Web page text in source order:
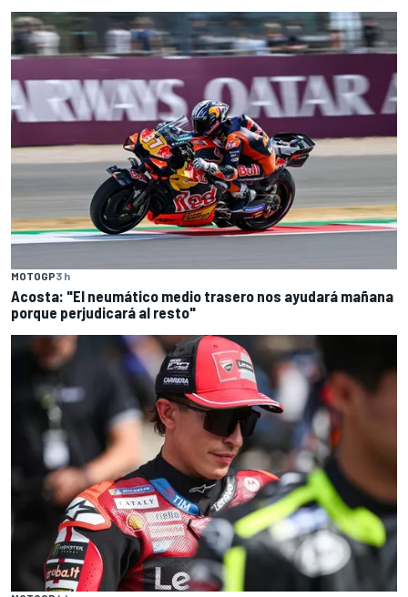
MOTOGP3 h
Acosta: "El neumático medio trasero nos ayudará mañana
porque perjudicará al resto"